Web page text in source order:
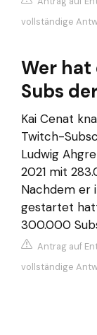
vollständige
Wer hat
Subs
Kai Cenat
Twitch-
Ludwig
2021 mit
Nachdem er
gestartet
300.000
Antrag auf
vollständige